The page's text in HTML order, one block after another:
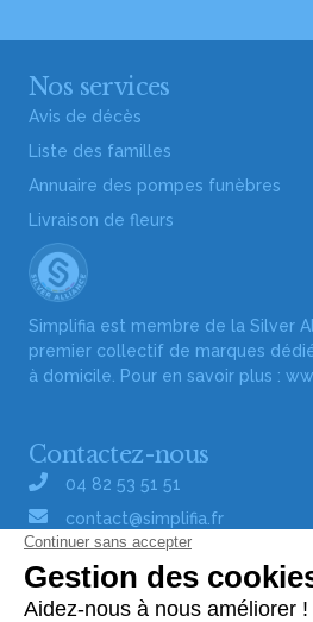
Nos services
Avis de décès
Liste des familles
Annuaire des pompes funèbres
Livraison de fleurs
Simplifia est membre de la Silver
premier collectif de marques
à domicile. Pour en savoir plus :
Contactez-nous
04 82 53 51 51
contact@simplifia.fr
Réseaux sociaux